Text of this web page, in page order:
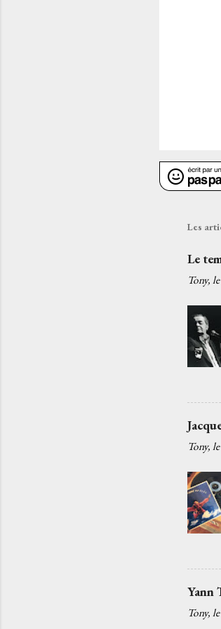
Les
Le
Tony, le
Tony, le
Yann
Tony, le